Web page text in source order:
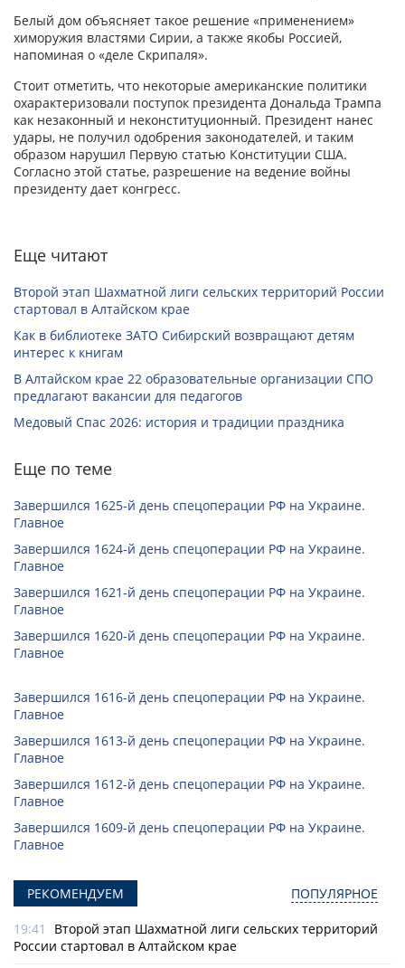
Белый дом объясняет такое решение «применением»
химоружия властями Сирии, а также якобы Россией,
напоминая о «деле Скрипаля».
Стоит отметить, что некоторые американские политики
охарактеризовали поступок президента Дональда Трампа
как незаконный и неконституционный. Президент нанес
удары, не получил одобрения законодателей, и таким
образом нарушил Первую статью Конституции США.
Согласно этой статье, разрешение на ведение войны
президенту дает конгресс.
Еще читают
Второй этап Шахматной лиги сельских территорий России
стартовал в Алтайском крае
Как в библиотеке ЗАТО Сибирский возвращают детям
интерес к книгам
В Алтайском крае 22 образовательные организации СПО
предлагают вакансии для педагогов
Медовый Спас 2026: история и традиции праздника
Еще по теме
Завершился 1625-й день спецоперации РФ на Украине.
Главное
Завершился 1624-й день спецоперации РФ на Украине.
Главное
Завершился 1621-й день спецоперации РФ на Украине.
Главное
Завершился 1620-й день спецоперации РФ на Украине.
Главное
Завершился 1616-й день спецоперации РФ на Украине.
Главное
Завершился 1613-й день спецоперации РФ на Украине.
Главное
Завершился 1612-й день спецоперации РФ на Украине.
Главное
Завершился 1609-й день спецоперации РФ на Украине.
Главное
РЕКОМЕНДУЕМ ПОПУЛЯРНОЕ
19:41
Второй этап Шахматной лиги сельских территорий
России стартовал в Алтайском крае